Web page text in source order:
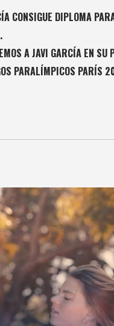
CONSIGUE DIPLOMA
A JAVI GARCÍA EN SU
PARALÍMPICOS PARÍS